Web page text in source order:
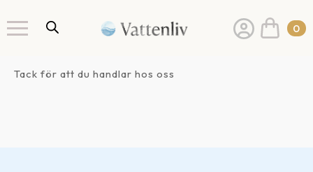
0
Tack för att du handlar hos oss